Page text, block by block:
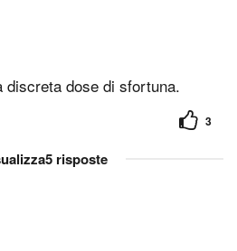
discreta dose di sfortuna.
5risposte
3